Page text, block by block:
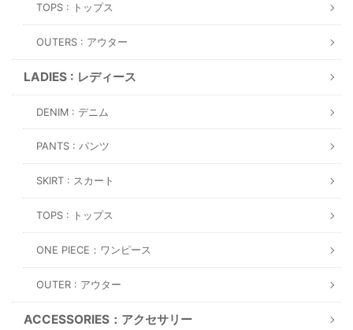
TOPS : トップス
OUTERS : アウター
LADIES : レディース
DENIM : デニム
PANTS : パンツ
SKIRT : スカート
TOPS : トップス
ONE PIECE：ワンピース
OUTER : アウター
ACCESSORIES：アクセサリー